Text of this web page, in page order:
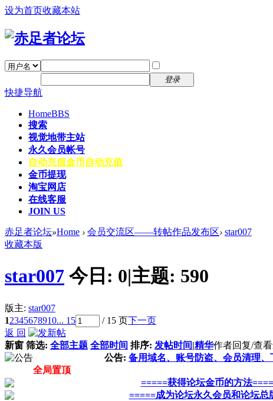
设为首页收藏本站
登录
快捷导航
HomeBBS
搜索
视觉地带主站
永久会员帐号
自动充值金币自动充值
金币提现
淘宝网店
在线客服
JOIN US
赤足者论坛»Home › 会员交流区——转帖作品发布区› star007
收藏本版
star007 今日: 0|主题: 590
版主: star007
12345678910... 15 / 15 页下一页
返 回
新窗 筛选: 全部主题 全部时间 排序: 发帖时间|精华作者回复/查看
公告: 备用域名、账号防盗、会员清理、
全局置顶
=====获得论坛金币的方法
=====成为论坛永久会员和论坛总